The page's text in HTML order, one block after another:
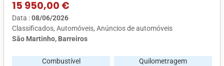
15 950,00 €
Data :08/06/2026
Classificados Automóveis Anúncios de automóveis
São Martinho, Barreiros
Combustível
Quilometragem